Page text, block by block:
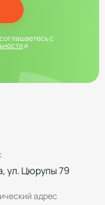
с
и
ул. Цюрупы 79
адрес